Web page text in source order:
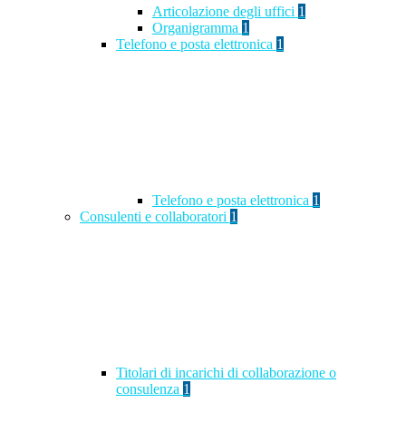
Articolazione degli uffici 1
Organigramma 1
Telefono e posta elettronica 1
Telefono e posta elettronica 1
Consulenti e collaboratori 1
Titolari di incarichi di collaborazione o
consulenza 1